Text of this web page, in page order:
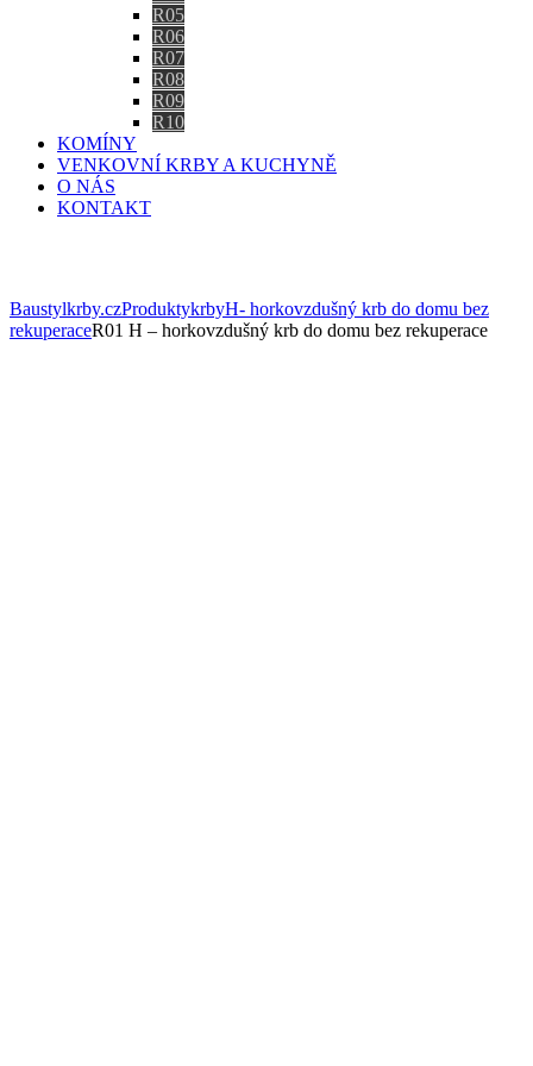
R05
R06
R07
R08
R09
R10
KOMÍNY
VENKOVNÍ KRBY A KUCHYNĚ
O NÁS
KONTAKT
Baustylkrby.czProduktykrbyH- horkovzdušný krb do domu bez
rekuperaceR01 H – horkovzdušný krb do domu bez rekuperace